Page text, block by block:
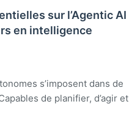
sur l’Agentic AI
en intelligence
s’imposent dans de
de planifier, d’agir et